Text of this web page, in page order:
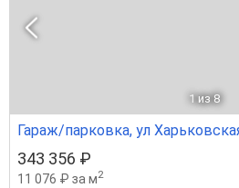
1 из 8
Гараж/парковка, ул
343 356 ₽
11 076 ₽ за м2